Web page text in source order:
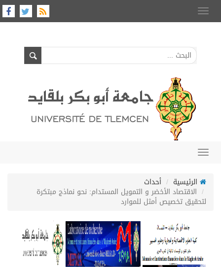
Toggle
navigation
Toggle
الرئيسية
أحداث
الاقتصاد الأخضر و التمويل المستدام: نحو نماذج مبتكرة
لتحقيق تخصيص أمثل للموارد